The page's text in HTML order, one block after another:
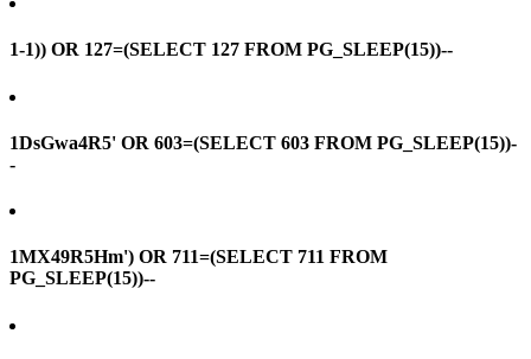
1-1)) OR 127=(SELECT 127 FROM PG_SLEEP(15))--
1DsGwa4R5' OR 603=(SELECT 603 FROM PG_SLEEP(15))-
-
1MX49R5Hm') OR 711=(SELECT 711 FROM
PG_SLEEP(15))--